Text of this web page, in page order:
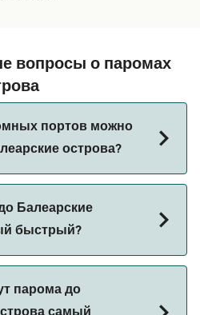
вопросы о паромах
портов можно
острова?
Балеарские
быстрый?
парома до